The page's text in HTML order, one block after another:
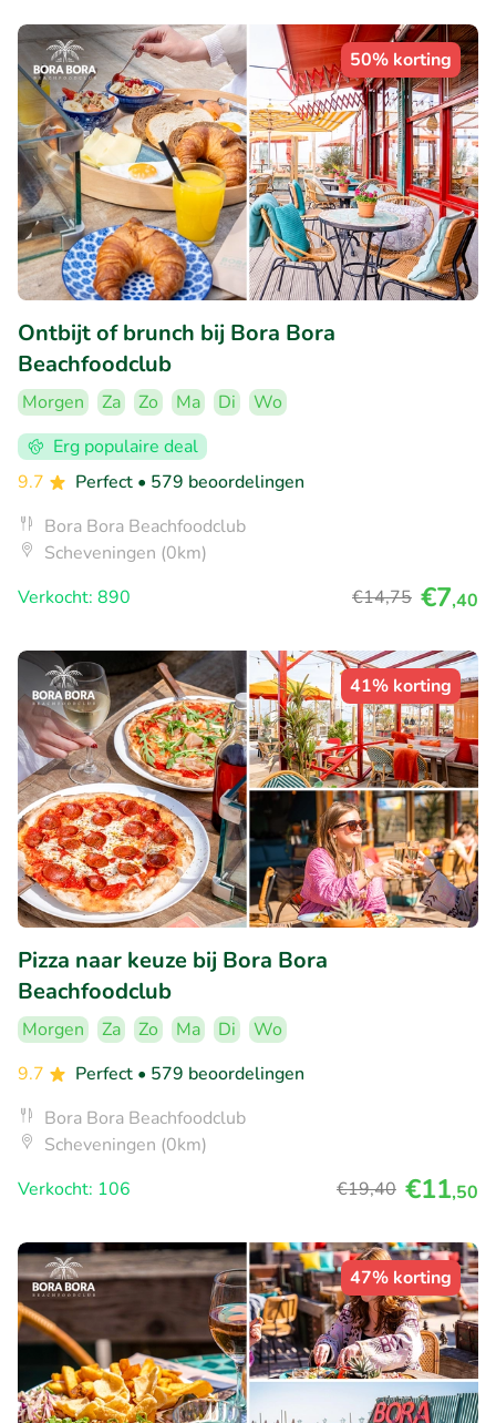
50% korting
Ontbijt of brunch bij Bora Bora
Beachfoodclub
Morgen Za Zo Ma Di
Wo
Erg populaire deal
9.7
Perfect • 579 beoordelingen
Bora Bora Beachfoodclub
Scheveningen (0km)
Verkocht: 890
€14,75 €7,40
41% korting
Pizza naar keuze bij Bora Bora
Beachfoodclub
Morgen Za Zo Ma Di
Wo
9.7
Perfect • 579 beoordelingen
Bora Bora Beachfoodclub
Scheveningen (0km)
Verkocht: 106
€19,40 €11,50
47% korting